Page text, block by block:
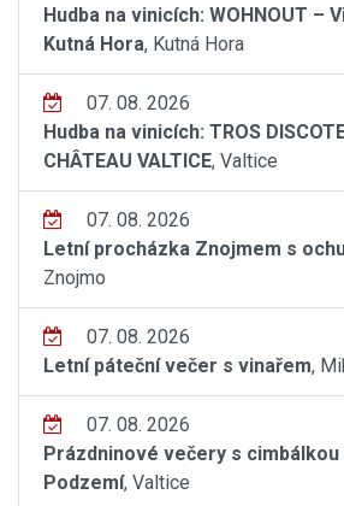
Hudba na vinicích: WOHNOUT –
Kutná Hora, Kutná Hora
07. 08. 2026
Hudba na vinicích: TROS
CHÂTEAU VALTICE, Valtice
07. 08. 2026
Letní procházka Znojmem s
Znojmo
07. 08. 2026
Letní páteční večer s vinařem,
07. 08. 2026
Prázdninové večery s
Podzemí, Valtice